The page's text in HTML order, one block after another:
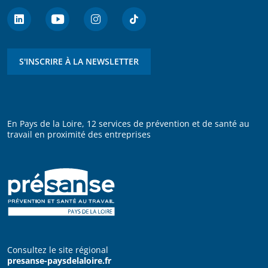
S'INSCRIRE À LA NEWSLETTER
En Pays de la Loire, 12 services de prévention et de santé au
travail en proximité des entreprises
Consultez le site régional
presanse-paysdelaloire.fr